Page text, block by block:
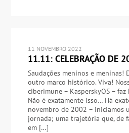
11 NOVEMBRO 2022
11.11: CELEBRAÇÃO DE
Saudações meninos e meninas!
outro marco histórico. Viva!
ciberimune – KasperskyOS –
Não é exatamente isso… Há
novembro de 2002 – iniciamos
jornada; uma trajetória que, de
em […]